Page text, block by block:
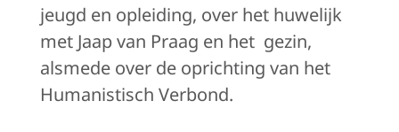
jeugd en opleiding, over het huwelijk
met Jaap van Praag en het gezin,
alsmede over de oprichting van het
Humanistisch Verbond.